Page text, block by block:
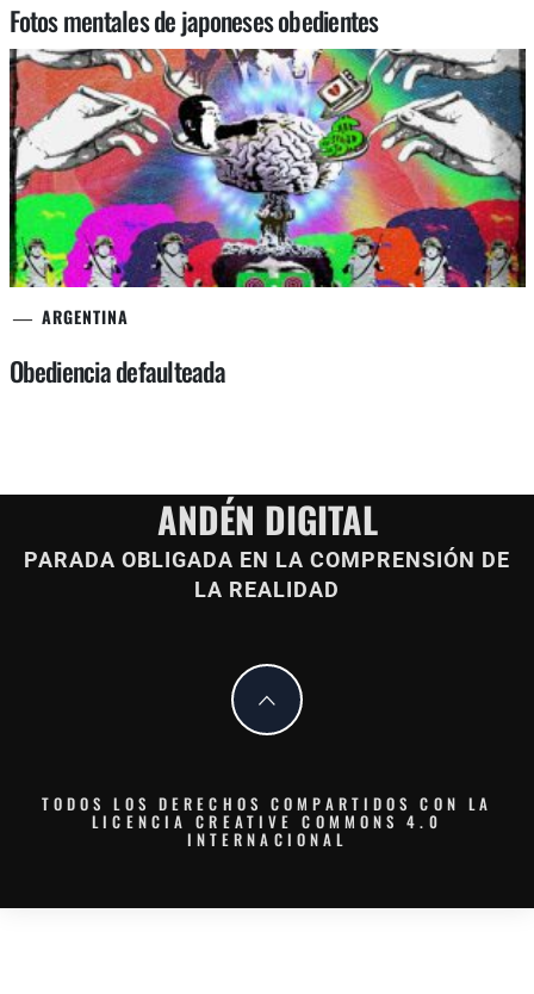
Fotos mentales de japoneses obedientes
ARGENTINA
Obediencia defaulteada
ANDÉN DIGITAL
PARADA OBLIGADA EN LA COMPRENSIÓN DE
LA REALIDAD
TODOS LOS DERECHOS COMPARTIDOS CON LA
LICENCIA CREATIVE COMMONS 4.0
INTERNACIONAL